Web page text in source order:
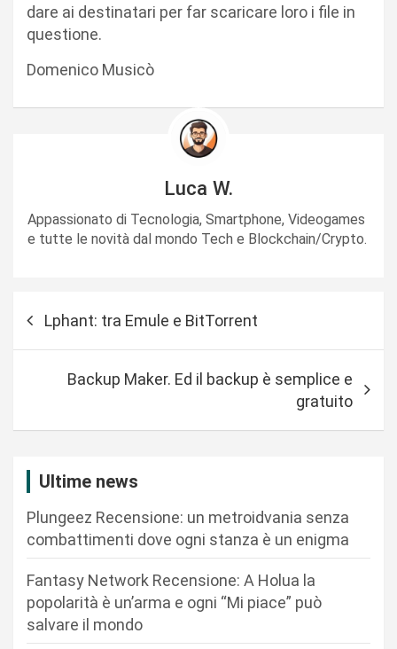
dare ai destinatari per far scaricare loro i file in
questione.
Domenico Musicò
Luca W.
Appassionato di Tecnologia, Smartphone, Videogames
e tutte le novità dal mondo Tech e Blockchain/Crypto.
Lphant: tra Emule e BitTorrent
Backup Maker. Ed il backup è semplice e
gratuito
Ultime news
Plungeez Recensione: un metroidvania senza
combattimenti dove ogni stanza è un enigma
Fantasy Network Recensione: A Holua la
popolarità è un’arma e ogni “Mi piace” può
salvare il mondo